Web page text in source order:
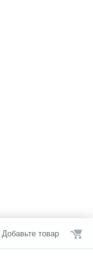
Добавьте товар